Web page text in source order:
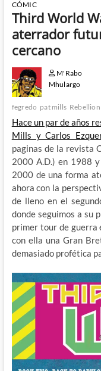
CÓMIC
Third World
aterrador
cercano
M'Rabo
Mhulargo
fegredo pat mills Rebellion
Hace un par de años
Mills y Carlos
paginas de la revista
2000 A.D.) en 1988
2000 de una forma
ahora con la
de lleno en el
donde seguimos a su
primer tour de guerra
con ella una Gran
demasiado profética